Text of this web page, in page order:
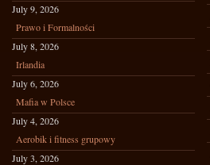
July 9, 2026
Prawo i Formalności
July 8, 2026
Irlandia
July 6, 2026
Mafia w Polsce
July 4, 2026
Aerobik i fitness grupowy
July 3, 2026